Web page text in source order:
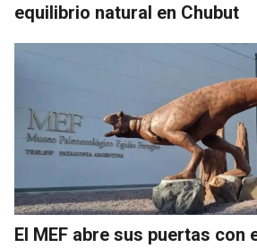
equilibrio natural en Chubut
El MEF abre sus puertas con